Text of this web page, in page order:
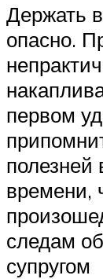
Держать
опасно.
первом
полезней
времени,
следам
супругом